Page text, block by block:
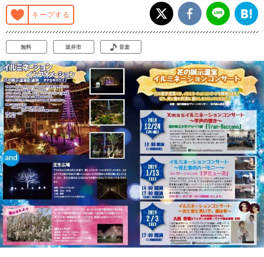
キープする
無料 坂井市 音楽